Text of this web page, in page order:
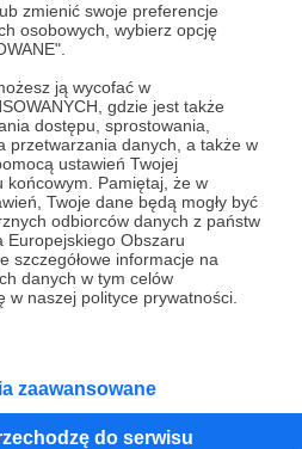
zmienić swoje preferencje
osobowych, wybierz opcję
ją wycofać w
gdzie jest także
dostępu, sprostowania,
przetwarzania danych, a także w
ustawień Twojej
końcowym. Pamiętaj, że w
Twoje dane będą mogły być
odbiorców danych z państw
Europejskiego Obszaru
szczegółowe informacje na
danych w tym celów
w naszej polityce prywatności.
zaawansowane
do serwisu
Patronów!
AutoraHistoryczny Top
teraz!
Patronem